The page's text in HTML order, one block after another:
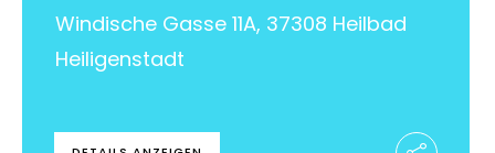
Windische Gasse 11A, 37308 Heilbad
Heiligenstadt